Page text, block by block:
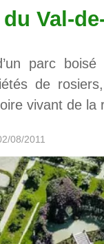
Val-
parc boisé
de
vivant de
08/2011